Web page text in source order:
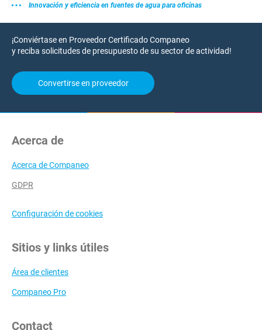
Innovación y eficiencia en fuentes de agua para oficinas
¡Conviértase en Proveedor Certificado Companeo
y reciba solicitudes de presupuesto de su sector de actividad!
Convertirse en proveedor
Acerca de
Acerca de Companeo
GDPR
Configuración de cookies
Sitios y links útiles
Área de clientes
Companeo Pro
Contact